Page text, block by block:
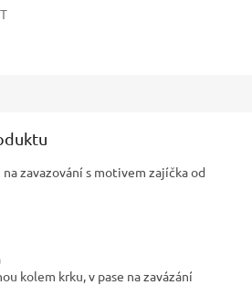
na zavazování s motivem zajíčka od
kolem krku, v pase na zavázání